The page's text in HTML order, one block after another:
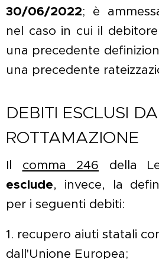
30/06/2022; è
nel caso in cui il
una precedente
una precedente
DEBITI ESCLUSI
ROTTAMAZIONE
Il comma 246 della
esclude, invece, la
per i seguenti debiti:
1. recupero aiuti statali
dall'Unione Europea;